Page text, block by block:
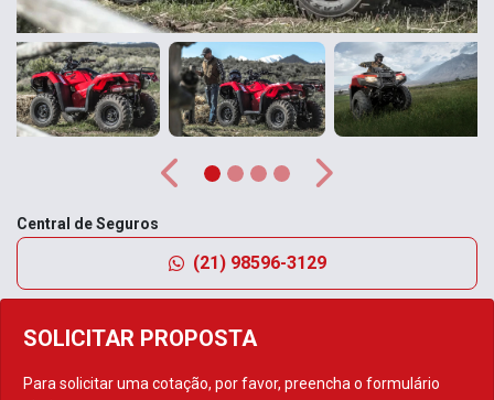
SOLICITAR PROPOSTA
Para solicitar uma cotação, por favor, preencha o formulário
Anterior Próximo
Central de Seguros
(21) 98596-3129